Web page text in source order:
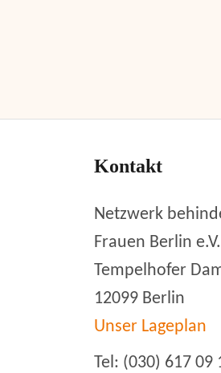
Kontakt
Netzwerk
Frauen Berlin e.V.
Tempelhofer
12099 Berlin
Unser Lageplan
Tel: (030) 617 09